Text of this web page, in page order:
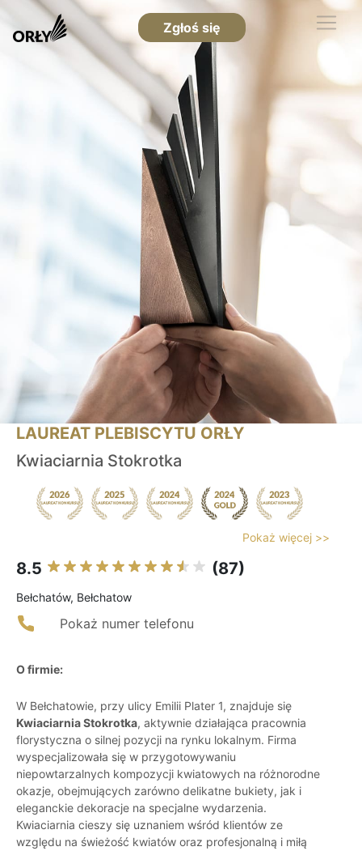
Zgłoś się
LAUREAT PLEBISCYTU ORŁY
Kwiaciarnia Stokrotka
Pokaż więcej >>
8.5 (87)
Bełchatów, Bełchatow
Pokaż numer telefonu
O firmie:
W Bełchatowie, przy ulicy Emilii Plater 1, znajduje się
Kwiaciarnia Stokrotka, aktywnie działająca pracownia
florystyczna o silnej pozycji na rynku lokalnym. Firma
wyspecjalizowała się w przygotowywaniu
niepowtarzalnych kompozycji kwiatowych na różnorodne
okazje, obejmujących zarówno delikatne bukiety, jak i
eleganckie dekoracje na specjalne wydarzenia.
Kwiaciarnia cieszy się uznaniem wśród klientów ze
względu na świeżość kwiatów oraz profesjonalną i miłą